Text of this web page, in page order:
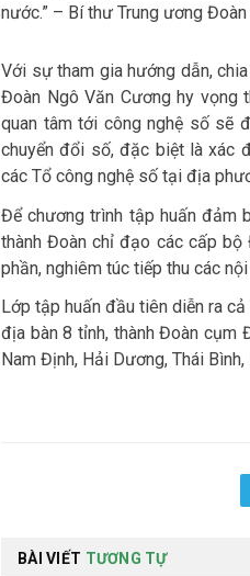
nước.” – Bí thư Trung ương
Với sự tham gia hướng dẫn,
Đoàn Ngô Văn Cương hy vọng
quan tâm tới công nghệ số sẽ
chuyển đổi số, đặc biệt là xác
các Tổ công nghệ số tại địa
Để chương trình tập huấn đảm
thành Đoàn chỉ đạo các cấp
phần, nghiêm túc tiếp thu các
Lớp tập huấn đầu tiên diễn ra
địa bàn 8 tỉnh, thành Đoàn cụm
Nam Định, Hải Dương, Thái Bình,
BÀI VIẾT TƯƠNG TỰ